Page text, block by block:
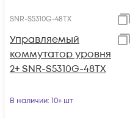
SNR-S5310G-48TX
Управляемый
коммутатор уровня
2+ SNR-S5310G-48TX
В наличии: 10+ шт